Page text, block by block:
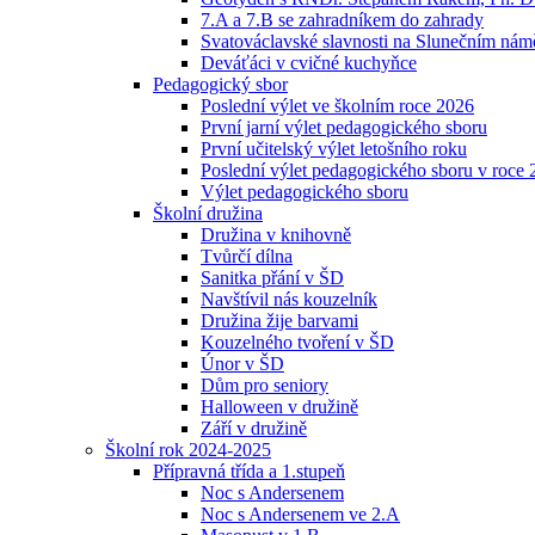
7.A a 7.B se zahradníkem do zahrady
Svatováclavské slavnosti na Slunečním
Deváťáci v cvičné kuchyňce
Pedagogický sbor
Poslední výlet ve školním roce 2026
První jarní výlet pedagogického sboru
První učitelský výlet letošního roku
Poslední výlet pedagogického sboru v roce
Výlet pedagogického sboru
Školní družina
Družina v knihovně
Tvůrčí dílna
Sanitka přání v ŠD
Navštívil nás kouzelník
Družina žije barvami
Kouzelného tvoření v ŠD
Únor v ŠD
Dům pro seniory
Halloween v družině
Září v družině
Školní rok 2024-2025
Přípravná třída a 1.stupeň
Noc s Andersenem
Noc s Andersenem ve 2.A